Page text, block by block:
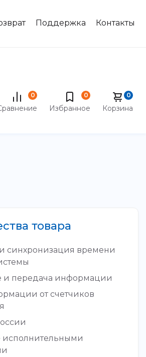
Поддержка Контакты
0 0
Избранное
0
Корзина
товара
синхронизация времени
и передача информации
от счетчиков
исполнительными